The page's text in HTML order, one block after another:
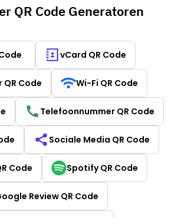
QR Code Generatoren
vCard QR Code
Code Wi-Fi QR Code
Telefoonnummer QR Code
Sociale Media QR Code
Code Spotify QR Code
Review QR Code